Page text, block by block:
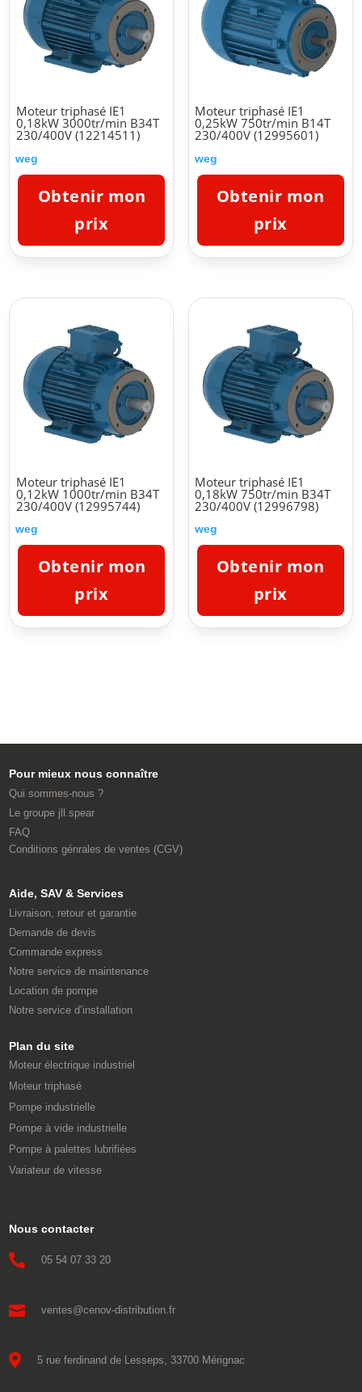
Moteur triphasé IE1
0,18kW 3000tr/min B34T
230/400V (12214511)
weg
Obtenir mon
prix
Moteur triphasé IE1
0,25kW 750tr/min B14T
230/400V (12995601)
weg
Obtenir mon
prix
Moteur triphasé IE1
0,12kW 1000tr/min B34T
230/400V (12995744)
weg
Obtenir mon
prix
Moteur triphasé IE1
0,18kW 750tr/min B34T
230/400V (12996798)
weg
Obtenir mon
prix
Pour mieux nous connaître
Qui sommes-nous ?
Le groupe jll.spear
FAQ
Conditions génrales de ventes (CGV)
Aide, SAV & Services
Livraison, retour et garantie
Demande de devis
Commande express
Notre service de maintenance
Location de pompe
Notre service d’installation
Plan du site
Moteur électrique industriel
Moteur triphasé
Pompe industrielle
Pompe à vide industrielle
Pompe à palettes lubrifiées
Variateur de vitesse
Nous contacter
 05 54 07 33 20
 ventes@cenov-distribution.fr
 5 rue ferdinand de Lesseps, 33700 Mérignac